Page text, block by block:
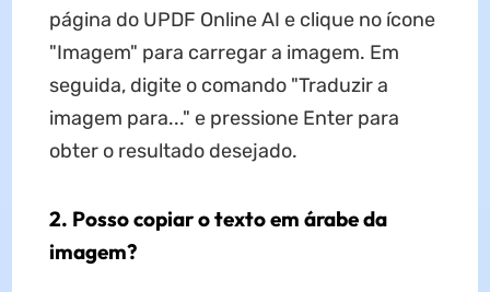
página do UPDF Online AI e clique no ícone
"Imagem" para carregar a imagem. Em
seguida, digite o comando "Traduzir a
imagem para..." e pressione Enter para
obter o resultado desejado.
2. Posso copiar o texto em árabe da
imagem?